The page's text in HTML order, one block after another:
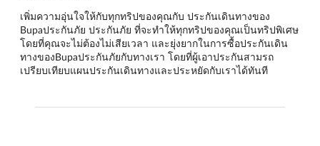
เพิ่มความอุ่นใจให้กับทุกทริปของคุณกับ ประกันเดินทางของ
Bupaประกันภัย ประกันภัย ที่จะทำให้ทุกทริปของคุณเป็นทริปพิเศษ
โดยที่คุณจะไม่ต้องไม่เสียเวลา และยุ่งยากในการซื้อประกันเดิน
ทางของBupaประกันภัยกับทางเรา โดยที่ผู้เอาประกันสามรถ
เปรียบเทียบแผนประกันเดินทางและประหยัดกับเราได้ทันที